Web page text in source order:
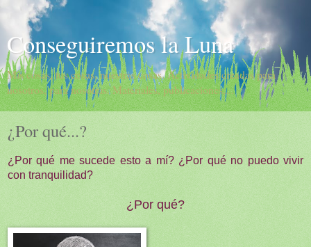
Conseguiremos la Luna
Mis cosas, tus cosas, nuestras cosas. Actividades creadas para
nosotros, para nosotras. Materiales, publicaciones,...
¿Por qué...?
¿Por qué me sucede esto a mí? ¿Por qué no puedo vivir
con tranquilidad?
¿Por qué?